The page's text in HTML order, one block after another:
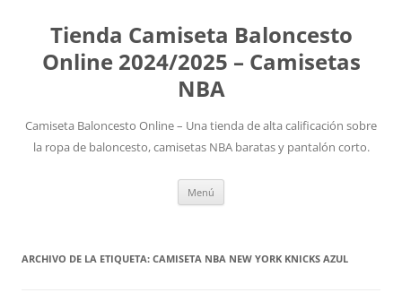
Tienda Camiseta Baloncesto
Online 2024/2025 – Camisetas
NBA
Camiseta Baloncesto Online – Una tienda de alta calificación sobre
la ropa de baloncesto, camisetas NBA baratas y pantalón corto.
Menú
ARCHIVO DE LA ETIQUETA: CAMISETA NBA NEW YORK KNICKS AZUL